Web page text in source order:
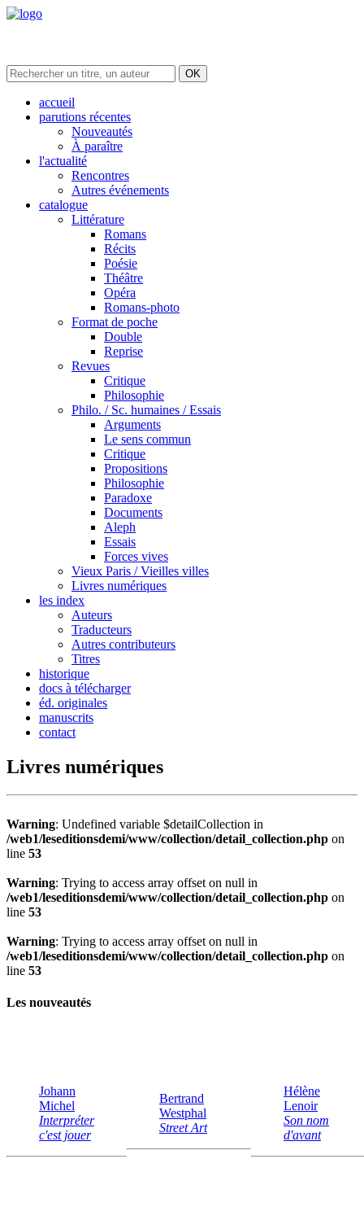
accueil
parutions récentes
Nouveautés
À paraître
l'actualité
Rencontres
Autres événements
catalogue
Littérature
Romans
Récits
Poésie
Théâtre
Opéra
Romans-photo
Format de poche
Double
Reprise
Revues
Critique
Philosophie
Philo. / Sc. humaines / Essais
Arguments
Le sens commun
Critique
Propositions
Philosophie
Paradoxe
Documents
Aleph
Essais
Forces vives
Vieux Paris / Vieilles villes
Livres numériques
les index
Auteurs
Traducteurs
Autres contributeurs
Titres
historique
docs à télécharger
éd. originales
manuscrits
contact
Livres numériques
Warning: Undefined variable $detailCollection in
/web1/leseditionsdemi/www/collection/detail_collection.php on
line 53
Warning: Trying to access array offset on null in
/web1/leseditionsdemi/www/collection/detail_collection.php on
line 53
Warning: Trying to access array offset on null in
/web1/leseditionsdemi/www/collection/detail_collection.php on
line 53
Les nouveautés
Johann
Michel
Interpréter
c'est jouer
Bertrand
Westphal
Street Art
Hélène
Lenoir
Son nom
d'avant